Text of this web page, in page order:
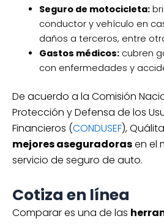
Seguro de motocicleta:
conductor y vehículo en
daños a terceros, entre
Gastos médicos:cubren
con enfermedades y
De acuerdo a la Comisión
Protección y Defensa de los
Financieros (CONDUSEF),
mejores aseguradorasen el
servicio de seguro de auto.
Cotiza en línea
Comparar es una de las